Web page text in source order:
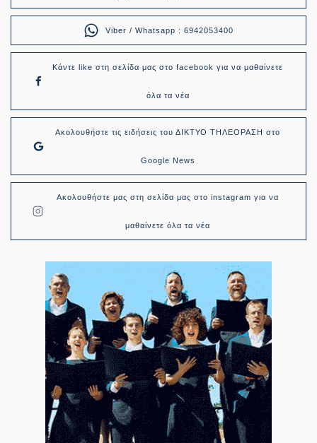
Viber / Whatsapp : 6942053400
Κάντε like στη σελίδα μας στο facebook για να μαθαίνετε
όλα τα νέα
Ακολουθήστε τις ειδήσεις του ΔΙΚΤΥΟ ΤΗΛΕΟΡΑΣΗ στο
Google News
Ακολουθήστε μας στη σελίδα μας στο instagram για να
μαθαίνετε όλα τα νέα